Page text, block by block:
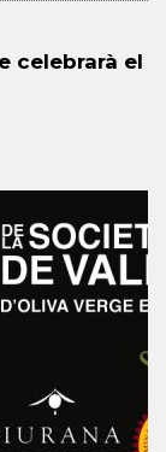
celebrarà el